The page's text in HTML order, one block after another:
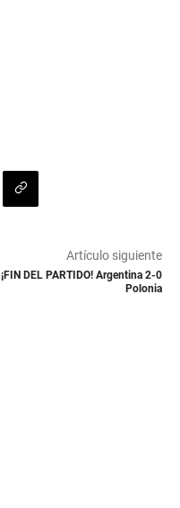
Artículo siguiente
¡FIN DEL PARTIDO! Argentina 2-0
Polonia